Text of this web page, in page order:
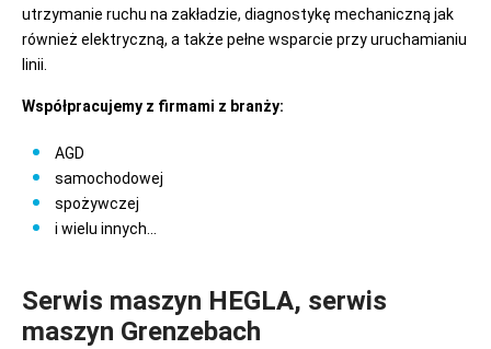
utrzymanie ruchu na zakładzie, diagnostykę mechaniczną jak
również elektryczną, a także pełne wsparcie przy uruchamianiu
linii.
Współpracujemy z firmami z branży:
AGD
samochodowej
spożywczej
i wielu innych...
Serwis maszyn HEGLA, serwis
maszyn Grenzebach